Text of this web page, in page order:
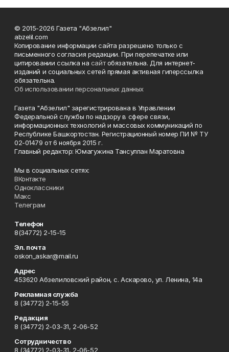
© 2015-2026 Газета "Абзелил"
abzelil.com
Копирование информации сайта разрешено только с
письменного согласия редакции. При перепечатке или
цитировании ссылка на сайтобязательна. Для интернет-
изданий и социальных сетей прямая активная гиперссылка
обязательна.
Об использовании персональных данных
Газета "Абзелил" зарегистрирована в Управлении
Федеральной службы по надзору в сфере связи,
информационных технологий и массовых коммуникаций по
Республике Башкортостан. Регистрационный номер ПИ № ТУ
02-01479 от 6 ноября 2015 г.
Главный редактор: Юмагужина Тансулпан Маратовна
Мы в социальных сетях:
ВКонтакте
Одноклассники
Макс
Телеграм
Телефон
8(34772) 2-15-15
Эл. почта
oskon_askar@mail.ru
Адрес
453620 Абзелиловский район, с. Аскарово, ул. Ленина, 14а
Рекламная служба
8 (34772) 2-15-55
Редакция
8 (34772) 2-03-31, 2-06-52
Сотрудничество
8 (34772) 2-03-31, 2-06-52